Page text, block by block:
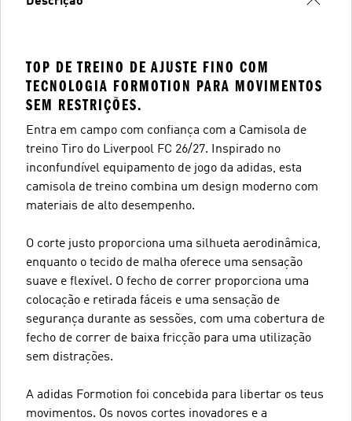
TOP DE TREINO DE AJUSTE FINO COM
TECNOLOGIA FORMOTION PARA MOVIMENTOS
SEM RESTRIÇÕES.
Entra em campo com confiança com a Camisola de
treino Tiro do Liverpool FC 26/27. Inspirado no
inconfundível equipamento de jogo da adidas, esta
camisola de treino combina um design moderno com
materiais de alto desempenho.
O corte justo proporciona uma silhueta aerodinâmica,
enquanto o tecido de malha oferece uma sensação
suave e flexível. O fecho de correr proporciona uma
colocação e retirada fáceis e uma sensação de
segurança durante as sessões, com uma cobertura de
fecho de correr de baixa fricção para uma utilização
sem distrações.
A adidas Formotion foi concebida para libertar os teus
movimentos. Os novos cortes inovadores e a